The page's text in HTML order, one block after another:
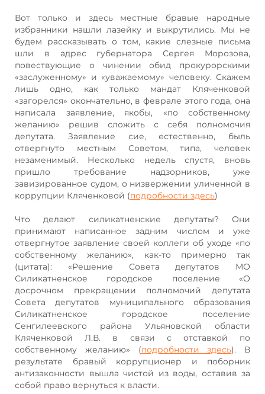
Вот только и здесь местные бравые народные
избранники нашли лазейку и выкрутились. Мы не
будем рассказывать о том, какие слезные письма
шли в адрес губернатора Сергея Морозова,
повествующие о чинении обид прокурорскими
«заслуженному» и «уважаемому» человеку. Скажем
лишь одно, как только мандат Кляченковой
«загорелся» окончательно, в феврале этого года, она
написала заявление, якобы, «по собственному
желанию» решив сложить с себя полномочия
депутата. Заявление сие, естественно, быль
отвергнуто местным Советом, типа, человек
незаменимый. Несколько недель спустя, вновь
пришло требование надзорников, уже
завизированное судом, о низвержении уличенной в
коррупции Кляченковой (подробности здесь)
Что делают силикатненские депутаты? Они
принимают написанное задним числом и уже
отвергнутое заявление своей коллеги об уходе «по
собственному желанию», как-то примерно так
(цитата): «Решение Совета депутатов МО
Силикатненское городское поселение «О
досрочном прекращении полномочий депутата
Совета депутатов муниципального образования
Силикатненское городское поселение
Сенгилеевского района Ульяновской области
Кляченковой Л.В. в связи с отставкой по
собственному желанию» (подробности здесь). В
результате бравый коррупционер и поборник
антизаконности вышла чистой из воды, оставив за
собой право вернуться к власти.